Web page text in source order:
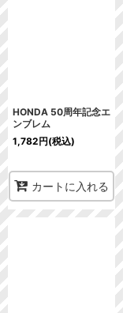
HONDA 50周年記念エ
ンブレム
1,782円(税込)
カートに入れる